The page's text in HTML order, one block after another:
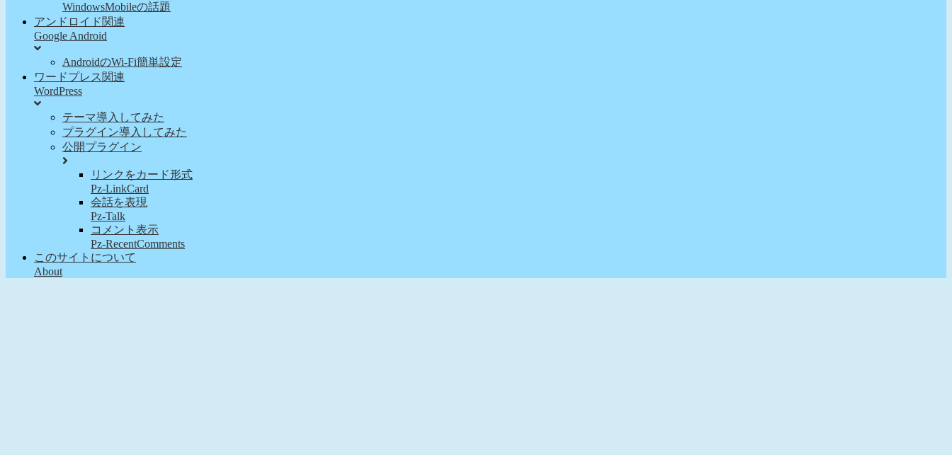
WindowsMobileの話題
アンドロイド関連
Google Android
AndroidのWi-Fi簡単設定
ワードプレス関連
WordPress
テーマ導入してみた
プラグイン導入してみた
公開プラグイン
リンクをカード形式
Pz-LinkCard
会話を表現
Pz-Talk
コメント表示
Pz-RecentComments
このサイトについて
About